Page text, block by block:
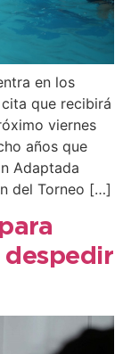
en los
que recibirá
viernes
años que
Adaptada
del Torneo […]
despedir